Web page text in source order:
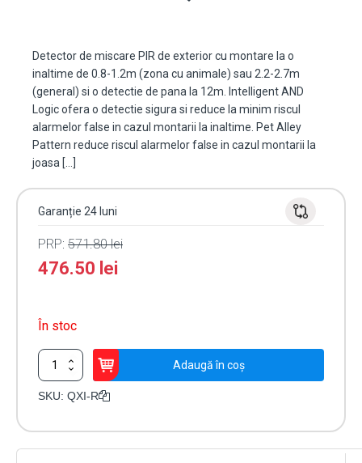
Detector de miscare PIR de exterior cu montare la o
inaltime de 0.8-1.2m (zona cu animale) sau 2.2-2.7m
(general) si o detectie de pana la 12m. Intelligent AND
Logic ofera o detectie sigura si reduce la minim riscul
alarmelor false in cazul montarii la inaltime. Pet Alley
Pattern reduce riscul alarmelor false in cazul montarii la
joasa […]
Garanție 24 luni
PRP: 571.80lei
476.50 lei
În stoc
Cantitate
Detector
de
Adaugă în coș
SKU: QXI-R